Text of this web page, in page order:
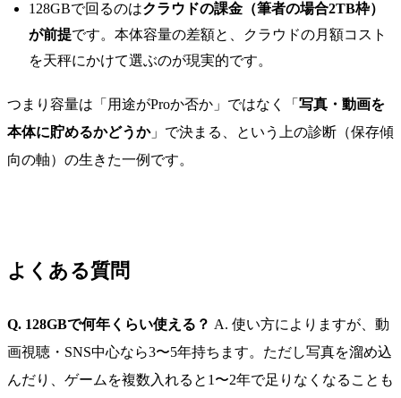
128GBで回るのはクラウドの課金（筆者の場合2TB枠）
が前提です。本体容量の差額と、クラウドの月額コスト
を天秤にかけて選ぶのが現実的です。
つまり容量は「用途がProか否か」ではなく「 写真・動画を
本体に貯めるかどうか」で決まる、という上の診断（保存傾
向の軸）の生きた一例です。
よくある質問
Q. 128GBで何年くらい使える？ A. 使い方によりますが、動
画視聴・SNS中心なら3〜5年持ちます。ただし写真を溜め込
んだり、ゲームを複数入れると1〜2年で足りなくなることも